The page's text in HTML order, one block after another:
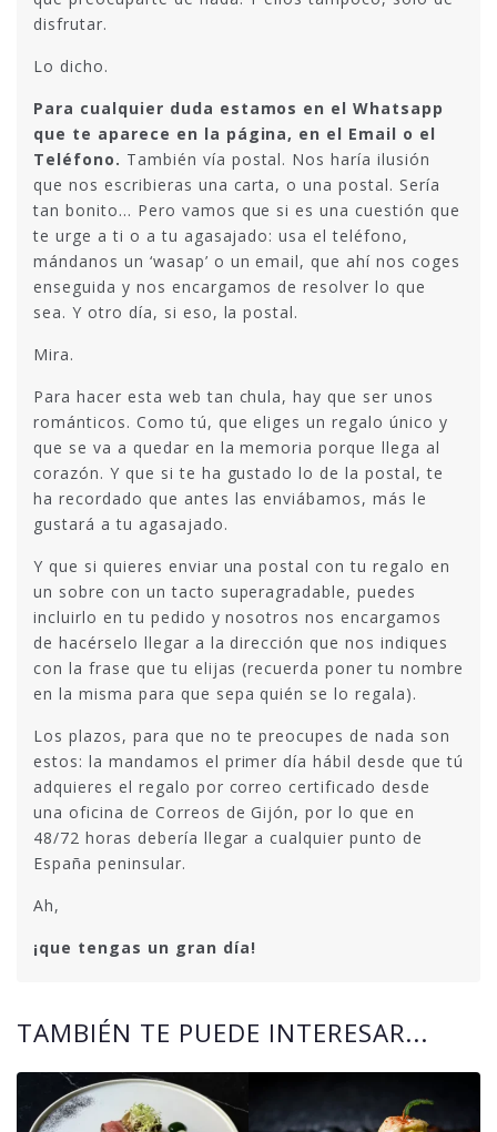
disfrutar.
Lo dicho.
Para cualquier duda estamos en el Whatsapp
que te aparece en la página, en el Email o el
Teléfono. También vía postal. Nos haría ilusión
que nos escribieras una carta, o una postal. Sería
tan bonito… Pero vamos que si es una cuestión que
te urge a ti o a tu agasajado: usa el teléfono,
mándanos un ‘wasap’ o un email, que ahí nos coges
enseguida y nos encargamos de resolver lo que
sea. Y otro día, si eso, la postal.
Mira.
Para hacer esta web tan chula, hay que ser unos
románticos. Como tú, que eliges un regalo único y
que se va a quedar en la memoria porque llega al
corazón. Y que si te ha gustado lo de la postal, te
ha recordado que antes las enviábamos, más le
gustará a tu agasajado.
Y que si quieres enviar una postal con tu regalo en
un sobre con un tacto superagradable, puedes
incluirlo en tu pedido y nosotros nos encargamos
de hacérselo llegar a la dirección que nos indiques
con la frase que tu elijas (recuerda poner tu nombre
en la misma para que sepa quién se lo regala).
Los plazos, para que no te preocupes de nada son
estos: la mandamos el primer día hábil desde que tú
adquieres el regalo por correo certificado desde
una oficina de Correos de Gijón, por lo que en
48/72 horas debería llegar a cualquier punto de
España peninsular.
Ah,
¡que tengas un gran día!
TAMBIÉN TE PUEDE INTERESAR...